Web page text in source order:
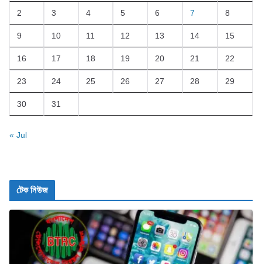
2 3 4 5 6 7 8
9 10 11 12 13 14 15
16 17 18 19 20 21 22
23 24 25 26 27 28 29
30 31
« Jul
টেক নিউজ